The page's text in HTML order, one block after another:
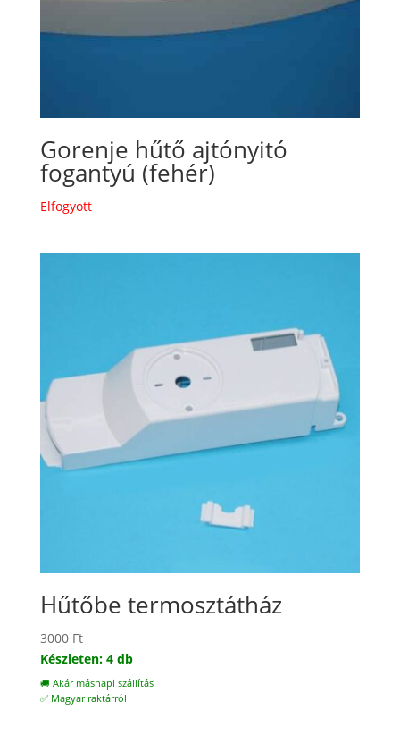
Gorenje hűtő ajtónyitó
fogantyú (fehér)
Elfogyott
Hűtőbe termosztátház
3000 Ft
Készleten: 4 db
🚚 Akár másnapi szállítás
✅ Magyar raktárról